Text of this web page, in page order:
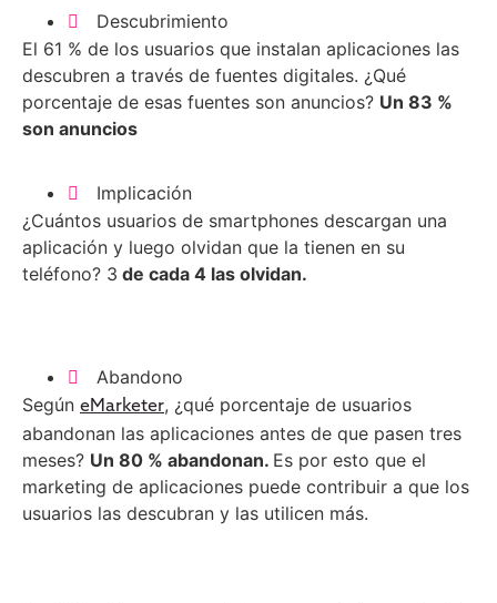
Descubrimiento
El 61 % de los usuarios que instalan aplicaciones las
descubren a través de fuentes digitales. ¿Qué
porcentaje de esas fuentes son anuncios? Un 83 %
son anuncios
Implicación
¿Cuántos usuarios de smartphones descargan una
aplicación y luego olvidan que la tienen en su
teléfono? 3 de cada 4 las olvidan.
Abandono
Según eMarketer, ¿qué porcentaje de usuarios
abandonan las aplicaciones antes de que pasen tres
meses? Un 80 % abandonan. Es por esto que el
marketing de aplicaciones puede contribuir a que los
usuarios las descubran y las utilicen más.